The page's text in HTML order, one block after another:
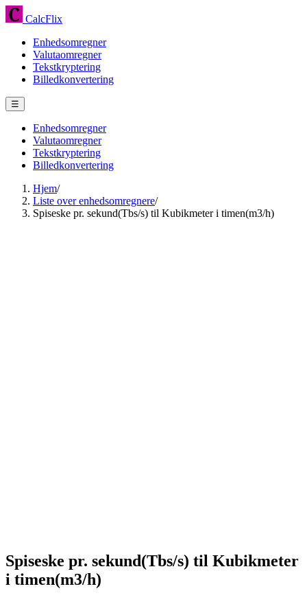
CalcFlix
Enhedsomregner
Valutaomregner
Tekstkryptering
Billedkonvertering
☰
Enhedsomregner
Valutaomregner
Tekstkryptering
Billedkonvertering
Hjem/
Liste over enhedsomregnere/
Spiseske pr. sekund(Tbs/s) til Kubikmeter i timen(m3/h)
Spiseske pr. sekund(Tbs/s) til Kubikmeter
i timen(m3/h)